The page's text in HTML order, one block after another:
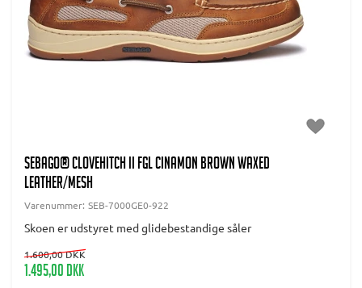
SEBAGO® Clovehitch II FGL Cinamon brown waxed
leather/mesh
Varenummer: SEB-7000GE0-922
Skoen er udstyret med glidebestandige såler
1.600,00 DKK
1.495,00 DKK